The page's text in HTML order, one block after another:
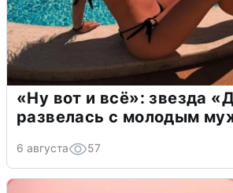
«Ну вот и всё»: звезда
развелась с молодым
6 августа 57